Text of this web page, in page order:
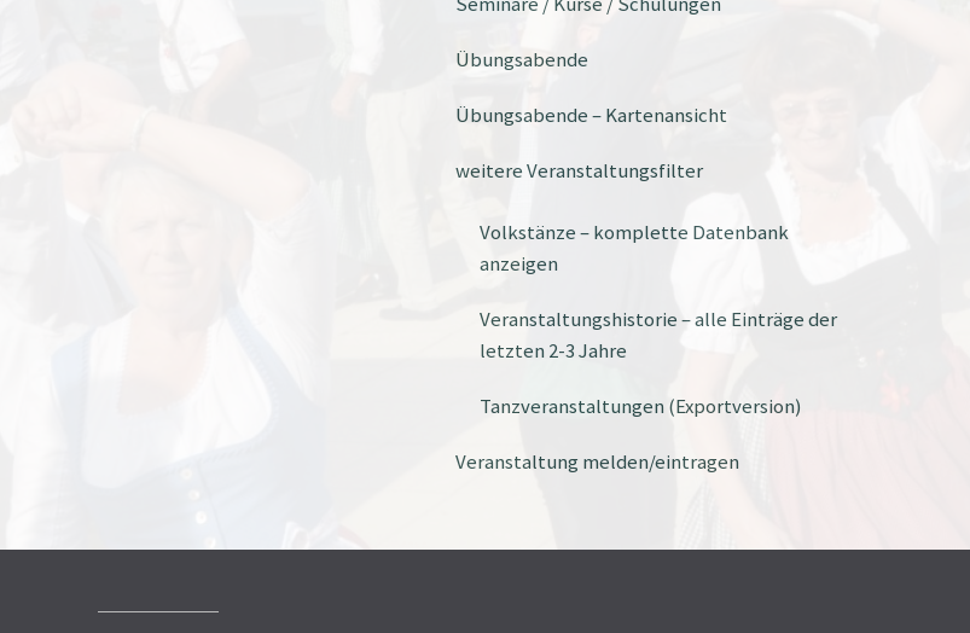
Übungsabende
Übungsabende – Kartenansicht
weitere Veranstaltungsfilter
Volkstänze – komplette Datenbank
anzeigen
Veranstaltungshistorie – alle Einträge der
letzten 2-3 Jahre
Tanzveranstaltungen (Exportversion)
Veranstaltung melden/eintragen